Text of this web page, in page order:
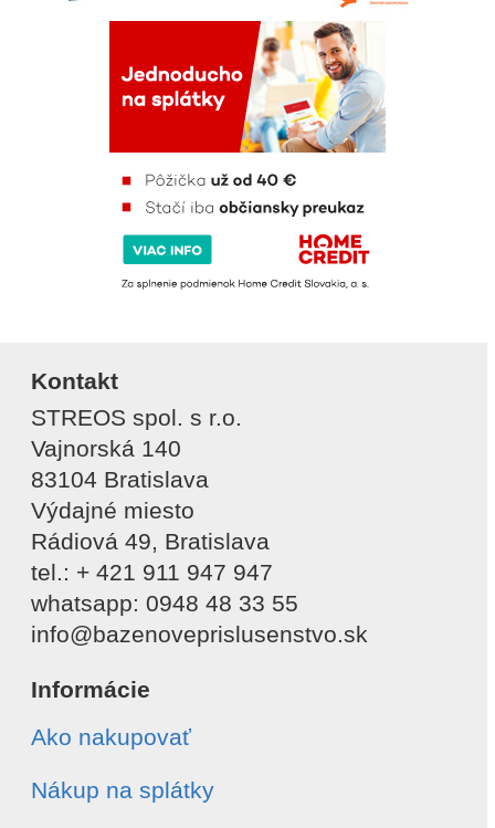
Kontakt
STREOS spol. s r.o.
Vajnorská 140
83104 Bratislava
Výdajné miesto
Rádiová 49, Bratislava
tel.: + 421 911 947 947
whatsapp: 0948 48 33 55
info@bazenoveprislusenstvo.sk
Informácie
Ako nakupovať
Nákup na splátky